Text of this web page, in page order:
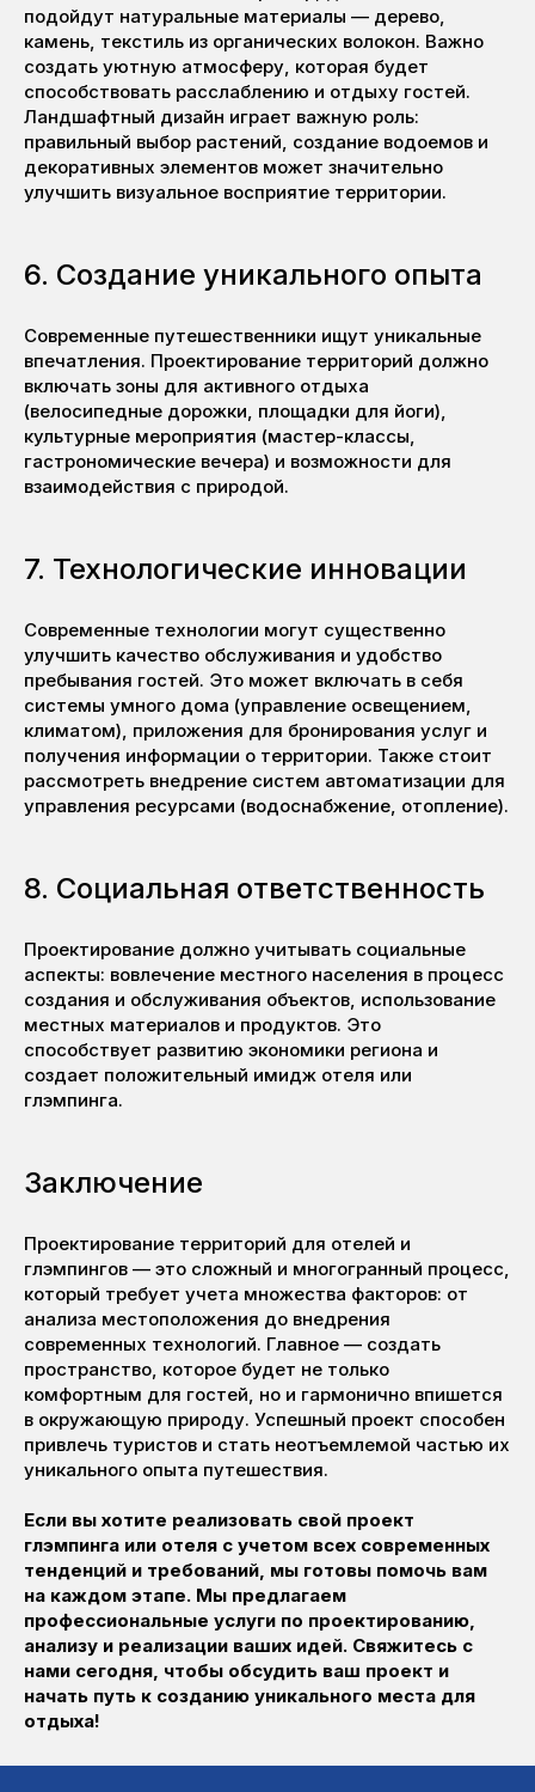
подойдут натуральные материалы — дерево,
камень, текстиль из органических волокон. Важно
создать уютную атмосферу, которая будет
способствовать расслаблению и отдыху гостей.
Ландшафтный дизайн играет важную роль:
правильный выбор растений, создание водоемов и
декоративных элементов может значительно
улучшить визуальное восприятие территории.
6. Создание уникального опыта
Современные путешественники ищут уникальные
впечатления. Проектирование территорий должно
включать зоны для активного отдыха
(велосипедные дорожки, площадки для йоги),
культурные мероприятия (мастер-классы,
гастрономические вечера) и возможности для
взаимодействия с природой.
7. Технологические инновации
Современные технологии могут существенно
улучшить качество обслуживания и удобство
пребывания гостей. Это может включать в себя
системы умного дома (управление освещением,
климатом), приложения для бронирования услуг и
получения информации о территории. Также стоит
рассмотреть внедрение систем автоматизации для
управления ресурсами (водоснабжение, отопление).
8. Социальная ответственность
Проектирование должно учитывать социальные
аспекты: вовлечение местного населения в процесс
создания и обслуживания объектов, использование
местных материалов и продуктов. Это
способствует развитию экономики региона и
создает положительный имидж отеля или
глэмпинга.
Заключение
Проектирование территорий для отелей и
глэмпингов — это сложный и многогранный процесс,
который требует учета множества факторов: от
анализа местоположения до внедрения
современных технологий. Главное — создать
пространство, которое будет не только
комфортным для гостей, но и гармонично впишется
в окружающую природу. Успешный проект способен
привлечь туристов и стать неотъемлемой частью их
уникального опыта путешествия.
Если вы хотите реализовать свой проект
глэмпинга или отеля с учетом всех современных
тенденций и требований, мы готовы помочь вам
на каждом этапе. Мы предлагаем
профессиональные услуги по проектированию,
анализу и реализации ваших идей. Свяжитесь с
нами сегодня, чтобы обсудить ваш проект и
начать путь к созданию уникального места для
отдыха!